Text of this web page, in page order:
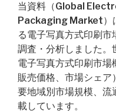
当資料（Global
Packaging Market）
る電子写真方式印刷
調査・分析しました。
電子写真方式印刷市場
販売価格、市場シェア
要地域別市場規模、流
載しています。